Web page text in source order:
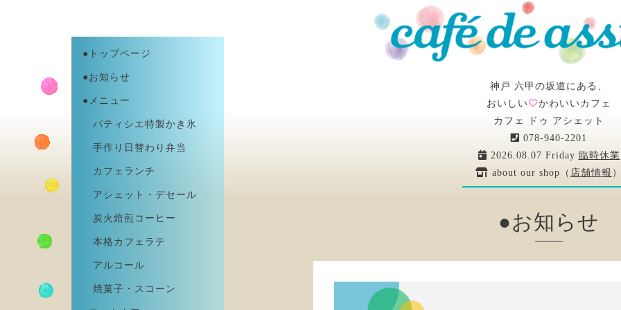
神戸 六甲の坂道にある、
おいしい
かわいいカフェ
カフェ ドゥ アシェット
078-940-2201
2026.08.07 Friday 臨時休業
about our shop（ 店舗情報
●トップページ
●お知らせ
●メニュー
パティシエ特製かき氷
手作り日替わり弁当
カフェランチ
アシェット・デセール
炭火焙煎コーヒー
本格カフェラテ
アルコール
焼菓子・スコーン
●お知らせ